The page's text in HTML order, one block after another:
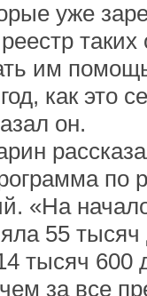
уже
им
как это
он.
по
«На
55
тысяч 600
за все